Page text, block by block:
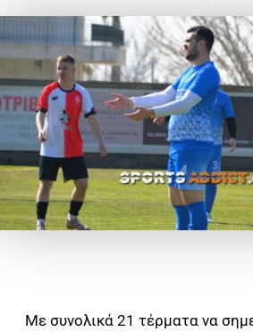
Με συνολικά 21 τέρματα να